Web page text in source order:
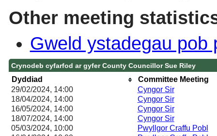
Other meeting
Gweld ystadegau pob
Crynodeb cyfarfod ar gyfer County Councillor Sue Riley
Dyddiad
Committee Meeting
29/02/2024, 14:00
Cyngor Sir
18/04/2024, 14:00 Cyngor Sir
16/05/2024, 14:00 Cyngor Sir
18/07/2024, 14:00 Cyngor Sir
05/03/2024, 10:00 Pwyllgor Craffu Pobl